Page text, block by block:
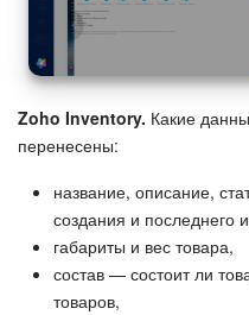
Zoho Inventory. Какие
перенесены:
название, описание,
создания и последнего
габариты и вес товара,
состав — состоит ли
товаров,